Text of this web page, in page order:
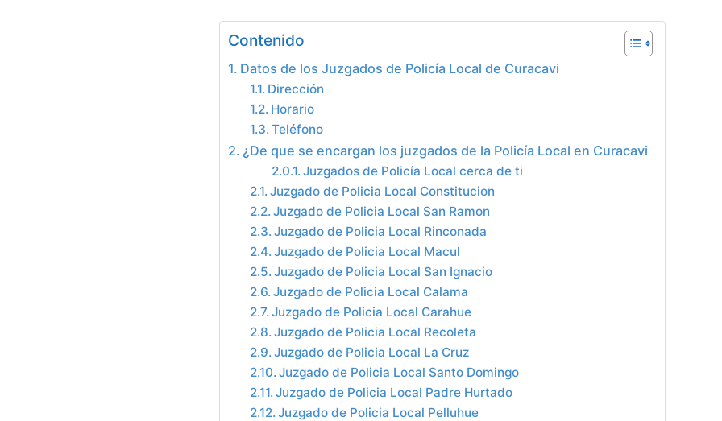
Contenido
Datos de los Juzgados de Policía Local de Curacavi
Dirección
Horario
Teléfono
¿De que se encargan los juzgados de la Policía Local en Curacavi
Juzgados de Policía Local cerca de ti
Juzgado de Policia Local Constitucion
Juzgado de Policia Local San Ramon
Juzgado de Policia Local Rinconada
Juzgado de Policia Local Macul
Juzgado de Policia Local San Ignacio
Juzgado de Policia Local Calama
Juzgado de Policia Local Carahue
Juzgado de Policia Local Recoleta
Juzgado de Policia Local La Cruz
Juzgado de Policia Local Santo Domingo
Juzgado de Policia Local Padre Hurtado
Juzgado de Policia Local Pelluhue